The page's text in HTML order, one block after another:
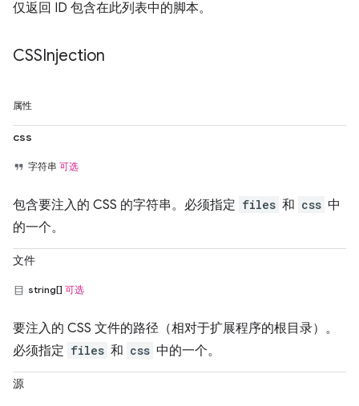
仅返回 ID 包含在此列表中的脚本。
CSSInjection
属性
css
字符串 可选
包含要注入的 CSS 的字符串。必须指定 files 和 css 中
的一个。
文件
string[] 可选
要注入的 CSS 文件的路径（相对于扩展程序的根目录）。
必须指定 files 和 css 中的一个。
源